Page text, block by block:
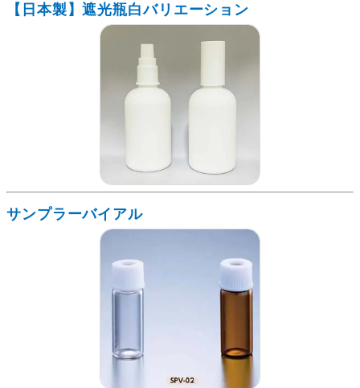
【日本製】遮光瓶白バリエーション
サンプラーバイアル